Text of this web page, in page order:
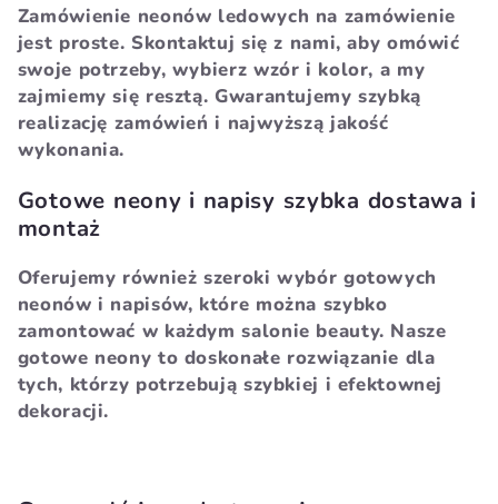
Zamówienie neonów ledowych na zamówienie
jest proste. Skontaktuj się z nami, aby omówić
swoje potrzeby, wybierz wzór i kolor, a my
zajmiemy się resztą. Gwarantujemy szybką
realizację zamówień i najwyższą jakość
wykonania.
Gotowe neony i napisy szybka dostawa i
montaż
Oferujemy również szeroki wybór gotowych
neonów i napisów, które można szybko
zamontować w każdym salonie beauty. Nasze
gotowe neony to doskonałe rozwiązanie dla
tych, którzy potrzebują szybkiej i efektownej
dekoracji.